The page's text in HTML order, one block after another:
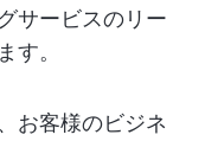
サービスのリー
す。
お客様のビジネ